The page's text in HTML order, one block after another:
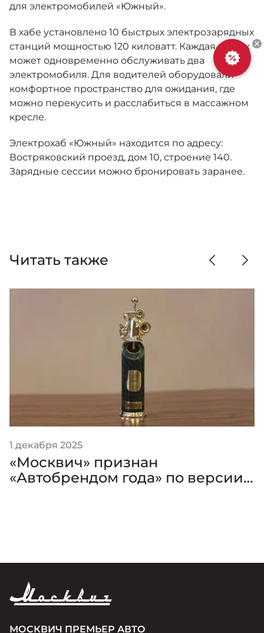
Москвич 6
от 2 237 000 ₽*
Москвич 3 с ручным
управлением (РУ)
Кроссовер, создающий равные
Москвич 8
Кредитные программы
Спецпредложения
Калькулятор трейд-ин
Страховые программы
Моторное масло
СЕРВИСНЫЕ АКЦИИ
АКСЕССУАРЫ
КОНТАКТЫ
для электромобилей «Южный».
В хабе установлено 10 быстрых электрозарядных
станций мощностью 120 киловатт. Каждая из них
может одновременно обслуживать два
электромобиля. Для водителей оборудовали
комфортное пространство для ожидания, где
можно перекусить и расслабиться в массажном
кресле.
Электрохаб «Южный» находится по адресу:
Востряковский проезд, дом 10, строение 140.
Зарядные сессии можно бронировать заранее.
Читать также
1 декабря 2025
«Москвич» признан
«Автобрендом года» по версии
МОСКВИЧ ПРЕМЬЕР АВТО